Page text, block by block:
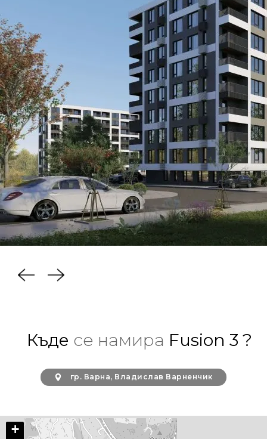
Къде се намира Fusion 3 ?
гр. Варна, Владислав Варненчик
+